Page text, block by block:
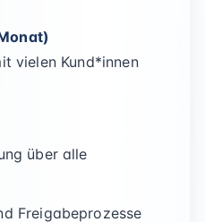
vielen Kund*innen
über alle
Freigabeprozesse